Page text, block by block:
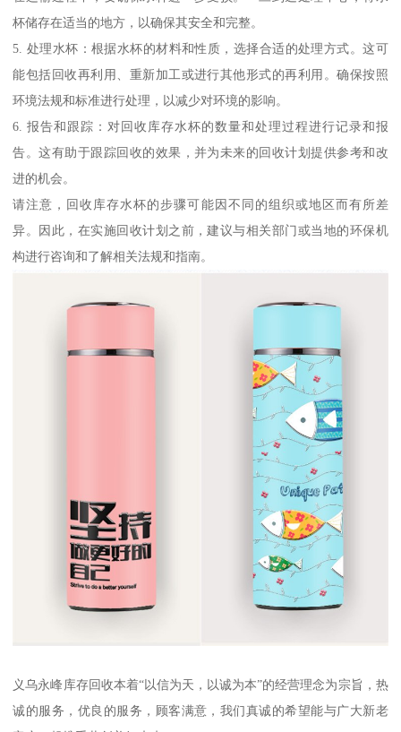
杯储存在适当的地方，以确保其安全和完整。
5. 处理水杯：根据水杯的材料和性质，选择合适的处理方式。这可
能包括回收再利用、重新加工或进行其他形式的再利用。确保按照
环境法规和标准进行处理，以减少对环境的影响。
6. 报告和跟踪：对回收库存水杯的数量和处理过程进行记录和报
告。这有助于跟踪回收的效果，并为未来的回收计划提供参考和改
进的机会。
请注意，回收库存水杯的步骤可能因不同的组织或地区而有所差
异。因此，在实施回收计划之前，建议与相关部门或当地的环保机
构进行咨询和了解相关法规和指南。
义乌永峰库存回收本着“以信为天，以诚为本”的经营理念为宗旨，热
诚的服务，优良的服务，顾客满意，我们真诚的希望能与广大新老